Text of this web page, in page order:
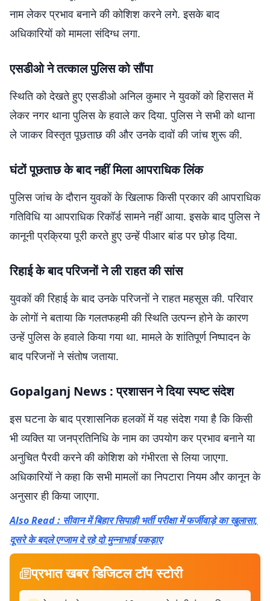
नाम लेकर प्रभाव बनाने की कोशिश करने लगे. इसके बाद
अधिकारियों को मामला संदिग्ध लगा.
एसडीओ ने तत्काल पुलिस को सौंपा
स्थिति को देखते हुए एसडीओ अनिल कुमार ने युवकों को हिरासत में
लेकर नगर थाना पुलिस के हवाले कर दिया. पुलिस ने सभी को थाना
ले जाकर विस्तृत पूछताछ की और उनके दावों की जांच शुरू की.
घंटों पूछताछ के बाद नहीं मिला आपराधिक लिंक
पुलिस जांच के दौरान युवकों के खिलाफ किसी प्रकार की आपराधिक
गतिविधि या आपराधिक रिकॉर्ड सामने नहीं आया. इसके बाद पुलिस ने
कानूनी प्रक्रिया पूरी करते हुए उन्हें पीआर बांड पर छोड़ दिया.
रिहाई के बाद परिजनों ने ली राहत की सांस
युवकों की रिहाई के बाद उनके परिजनों ने राहत महसूस की. परिवार
के लोगों ने बताया कि गलतफहमी की स्थिति उत्पन्न होने के कारण
उन्हें पुलिस के हवाले किया गया था. मामले के शांतिपूर्ण निष्पादन के
बाद परिजनों ने संतोष जताया.
Gopalganj News : प्रशासन ने दिया स्पष्ट संदेश
इस घटना के बाद प्रशासनिक हलकों में यह संदेश गया है कि किसी
भी व्यक्ति या जनप्रतिनिधि के नाम का उपयोग कर प्रभाव बनाने या
अनुचित पैरवी करने की कोशिश को गंभीरता से लिया जाएगा.
अधिकारियों ने कहा कि सभी मामलों का निपटारा नियम और कानून के
अनुसार ही किया जाएगा.
Also Read : सीवान में बिहार सिपाही भर्ती परीक्षा में फर्जीवाड़े का खुलासा,
दूसरे के बदले एग्जाम दे रहे दो मुन्नाभाई पकड़ाए
प्रभात खबर डिजिटल टॉप स्टोरी